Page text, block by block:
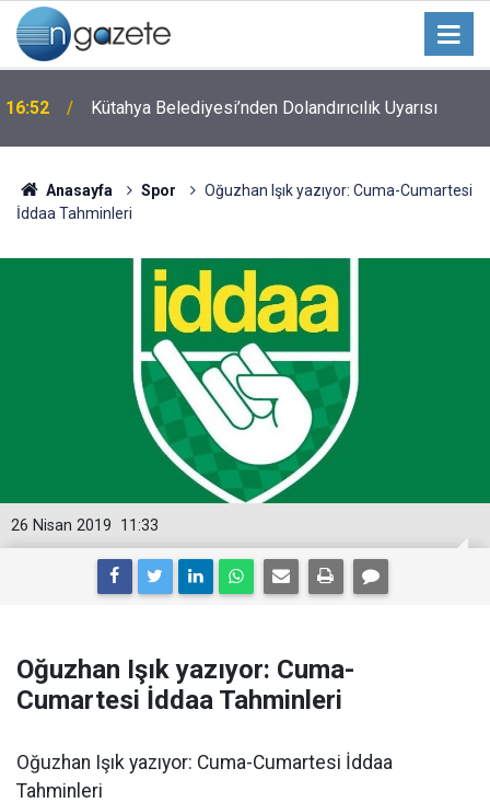
16:52 Kütahya Belediyesi’nden Dolandırıcılık Uyarısı
Anasayfa Spor
Oğuzhan Işık yazıyor: Cuma-Cumartesi
İddaa Tahminleri
11:33
26 Nisan 2019
Oğuzhan Işık yazıyor: Cuma-
Cumartesi İddaa Tahminleri
Oğuzhan Işık yazıyor: Cuma-Cumartesi İddaa
Tahminleri